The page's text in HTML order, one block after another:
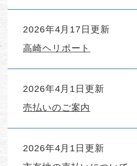
2026年4月17日更新
高崎ヘリポート
2026年4月1日更新
売払いのご案内
2026年4月1日更新